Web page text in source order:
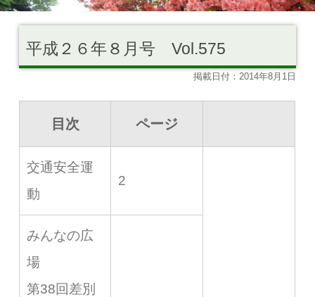
平成２６年８月号 Vol.575
掲載日付：2014年8月1日
目次 ページ
交通安全運
動
2
みんなの広
場
第38回差別